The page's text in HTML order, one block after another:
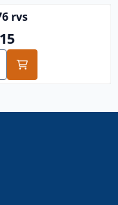
rvs
wählen für 1/2x76